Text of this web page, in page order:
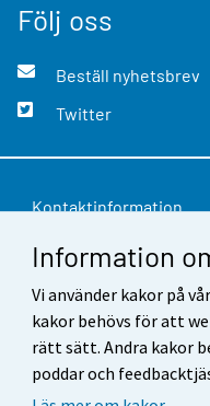
Information
Vi använder kakor på
kakor behövs för att
rätt sätt. Andra kakor
poddar och
Följ oss
Beställ nyhetsbrev
Twitter
Kontaktinformation
Respons
Användarvillkor
Dataskydd
Tillgänglighet